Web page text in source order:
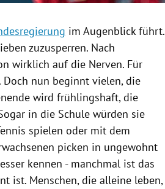
im Augenblick führt.
zuzusperren. Nach
wirklich auf die Nerven. Für
Doch nun beginnt vielen, die
wird frühlingshaft, die
in die Schule würden sie
spielen oder mit dem
picken in ungewohnt
kennen - manchmal ist das
ist. Menschen, die alleine leben,